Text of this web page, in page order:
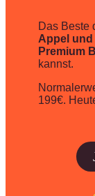
Das Beste
Appel und
Premium
kannst.
199€.